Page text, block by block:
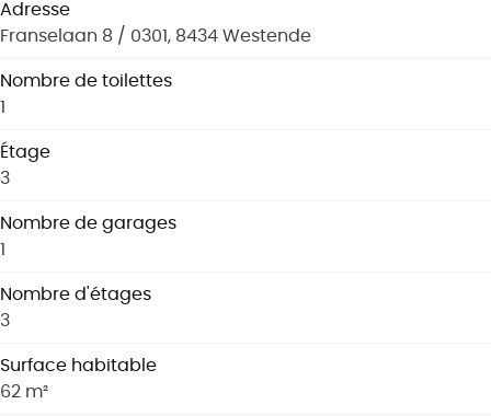
Adresse
Franselaan 8 / 0301, 8434 Westende
Nombre de toilettes
1
Étage
3
Nombre de garages
1
Nombre d'étages
3
Surface habitable
62 m²